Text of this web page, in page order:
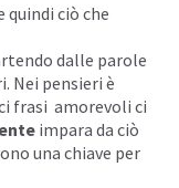
quindi ciò che
dalle parole
Nei pensieri è
frasi amorevoli ci
impara da ciò
una chiave per